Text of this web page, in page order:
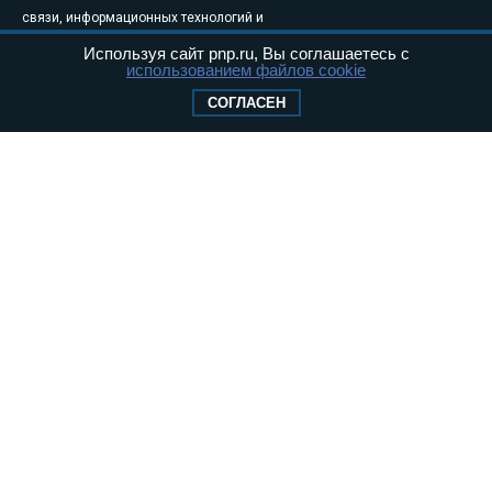
связи, информационных технологий и
августа 2011 года. 18+
Свидетельство о регистрации Эл № ФС77-
Используя сайт pnp.ru, Вы соглашаетесь с
использованием файлов cookie
СОГЛАСЕН